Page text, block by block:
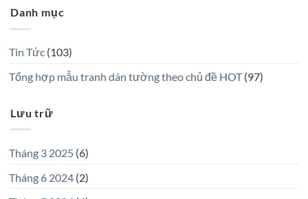
Danh mục
Tin Tức(103)
Tổng hợp mẫu tranh dán tường theo chủ đề HOT(97)
Lưu trữ
Tháng 3 2025(6)
Tháng 6 2024(2)